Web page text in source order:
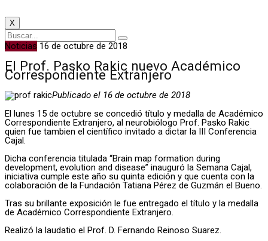
X
Noticias 16 de octubre de 2018
El Prof. Pasko Rakic nuevo Académico
Correspondiente Extranjero
Publicado el 16 de octubre de 2018
El lunes 15 de octubre se concedió título y medalla de Académico
Correspondiente Extranjero, al neurobiólogo Prof. Pasko Rakic
quien fue tambien el científico invitado a dictar la III Conferencia
Cajal.
Dicha conferencia titulada “Brain map formation during
development, evolution and disease” inauguró la Semana Cajal,
iniciativa cumple este año su quinta edición y que cuenta con la
colaboración de la Fundación Tatiana Pérez de Guzmán el Bueno.
Tras su brillante exposición le fue entregado el título y la medalla
de Académico Correspondiente Extranjero.
Realizó la laudatio el Prof. D. Fernando Reinoso Suarez.